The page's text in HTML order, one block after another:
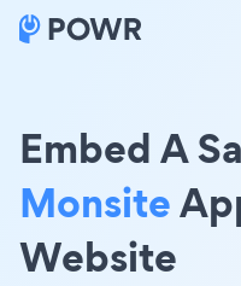
Embed A
Monsite
Website